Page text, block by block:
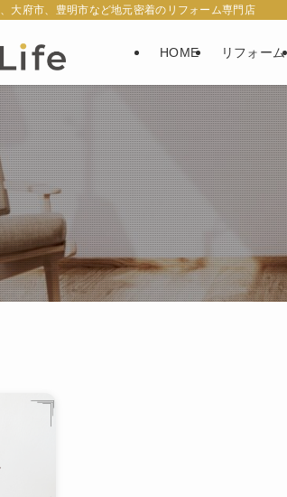
大府市、豊明市など地元密着のリフォーム専門店
HOME リフォーム